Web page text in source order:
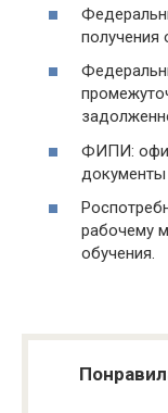
получения
ФИПИ:
рабочему
обучения.